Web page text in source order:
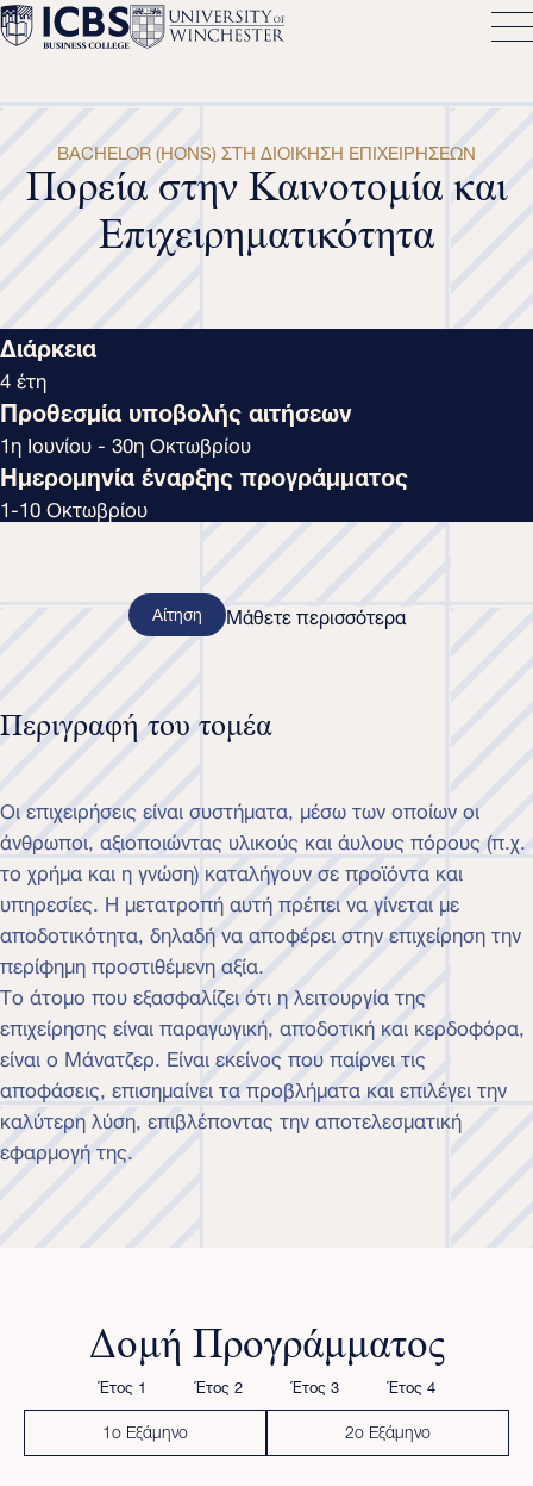
BACHELOR (HONS) ΣΤΗ ΔΙΟΊΚΗΣΗ ΕΠΙΧΕΙΡΉΣΕΩΝ
Πορεία στην Καινοτομία και
Επιχειρηματικότητα
Διάρκεια
4 έτη
Προθεσμία υποβολής αιτήσεων
1η Ιουνίου - 30η Οκτωβρίου
Ημερομηνία έναρξης προγράμματος
1-10 Οκτωβρίου
Αίτηση Μάθετε περισσότερα
Περιγραφή του τομέα
Οι επιχειρήσεις είναι συστήματα, μέσω των οποίων οι
άνθρωποι, αξιοποιώντας υλικούς και άυλους πόρους (π.χ.
το χρήμα και η γνώση) καταλήγουν σε προϊόντα και
υπηρεσίες. Η μετατροπή αυτή πρέπει να γίνεται με
αποδοτικότητα, δηλαδή να αποφέρει στην επιχείρηση την
περίφημη προστιθέμενη αξία.
Το άτομο που εξασφαλίζει ότι η λειτουργία της
επιχείρησης είναι παραγωγική, αποδοτική και κερδοφόρα,
είναι ο Μάνατζερ. Είναι εκείνος που παίρνει τις
αποφάσεις, επισημαίνει τα προβλήματα και επιλέγει την
καλύτερη λύση, επιβλέποντας την αποτελεσματική
εφαρμογή της.
Δομή Προγράμματος
Έτος 1 Έτος 2 Έτος 3 Έτος 4
1ο Εξάμηνο 2ο Εξάμηνο